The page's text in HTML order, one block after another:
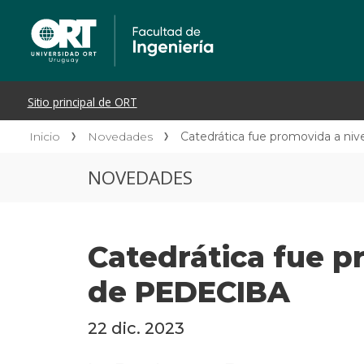
Inicio Novedades Catedrática fue promovida a
NOVEDADES
Catedrática fue
de PEDECIBA
22 dic. 2023